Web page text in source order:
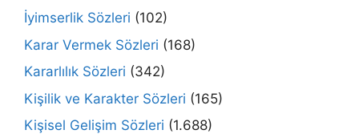
İyimserlik Sözleri (102)
Karar Vermek Sözleri (168)
Kararlılık Sözleri (342)
Kişilik ve Karakter Sözleri (165)
Kişisel Gelişim Sözleri (1.688)